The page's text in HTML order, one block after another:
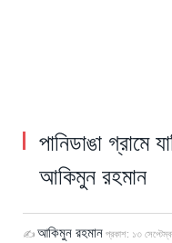
পানিডাঙা গ্রামে
আকিমুন রহমান
✍ আকিমুন রহমান প্রকাশ: ১৩